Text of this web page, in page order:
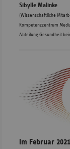
Sibylle Malinke
(Wissenschaftliche
Kompetenzzentrum
Abteilung Gesundheit
Im Februar